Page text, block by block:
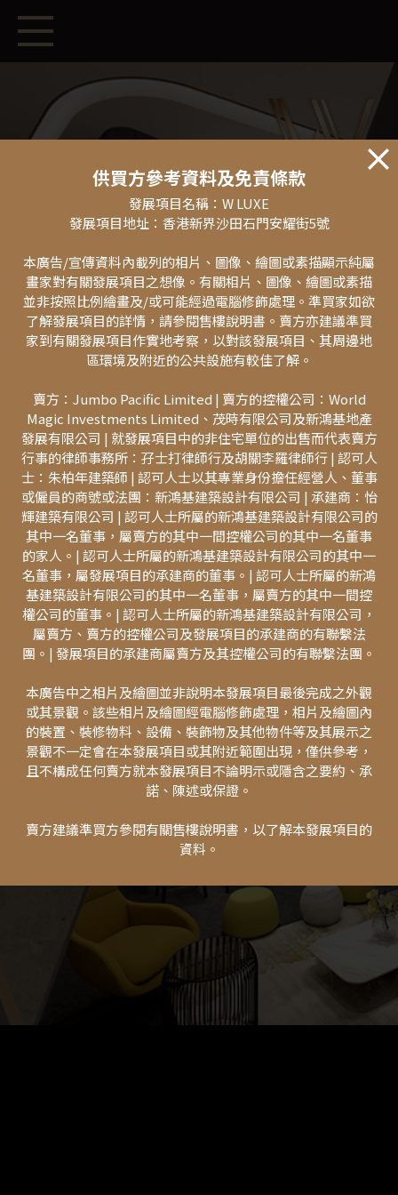
供買方參考資料及免責條款
發展項目名稱：W LUXE
發展項目地址：香港新界沙田石門安耀街5號
本廣告/宣傳資料內載列的相片、圖像、繪圖或素描顯示純屬
畫家對有關發展項目之想像。有關相片、圖像、繪圖或素描
並非按照比例繪畫及/或可能經過電腦修飾處理。準買家如欲
了解發展項目的詳情，請參閱售樓說明書。賣方亦建議準買
家到有關發展項目作實地考察，以對該發展項目、其周邊地
區環境及附近的公共設施有較佳了解。
賣方：Jumbo Pacific Limited | 賣方的控權公司：World
Magic Investments Limited、茂時有限公司及新鴻基地產
發展有限公司 | 就發展項目中的非住宅單位的出售而代表賣方
行事的律師事務所：孖士打律師行及胡關李羅律師行 | 認可人
士：朱柏年建築師 | 認可人士以其專業身份擔任經營人、董事
或僱員的商號或法團：新鴻基建築設計有限公司 | 承建商：怡
輝建築有限公司 | 認可人士所屬的新鴻基建築設計有限公司的
其中一名董事，屬賣方的其中一間控權公司的其中一名董事
的家人。| 認可人士所屬的新鴻基建築設計有限公司的其中一
名董事，屬發展項目的承建商的董事。| 認可人士所屬的新鴻
基建築設計有限公司的其中一名董事，屬賣方的其中一間控
權公司的董事。| 認可人士所屬的新鴻基建築設計有限公司，
屬賣方、賣方的控權公司及發展項目的承建商的有聯繫法
團。| 發展項目的承建商屬賣方及其控權公司的有聯繫法團。
本廣告中之相片及繪圖並非說明本發展項目最後完成之外觀
或其景觀。該些相片及繪圖經電腦修飾處理，相片及繪圖內
的裝置、裝修物料、設備、裝飾物及其他物件等及其展示之
景觀不一定會在本發展項目或其附近範圍出現，僅供參考，
且不構成任何賣方就本發展項目不論明示或隱含之要約、承
諾、陳述或保證。
賣方建議準買方參閱有關售樓說明書，以了解本發展項目的
資料。